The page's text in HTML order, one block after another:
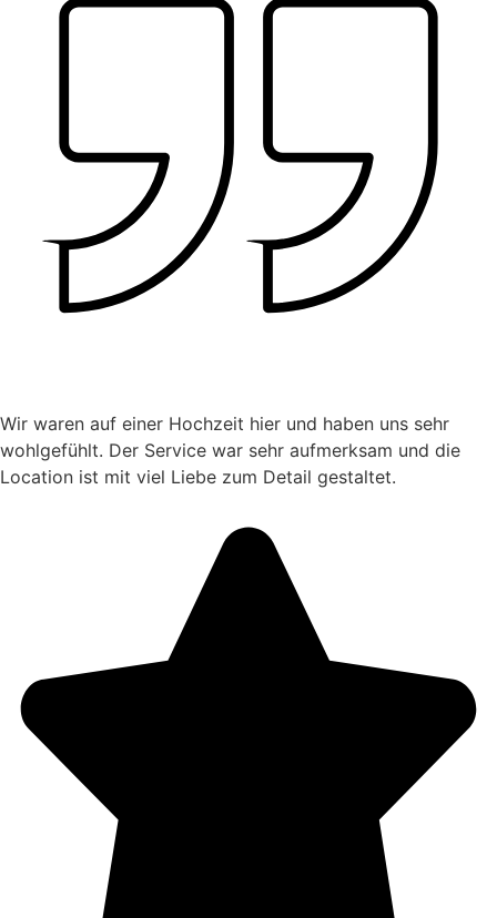
Wir waren auf einer Hochzeit hier und haben uns sehr
wohlgefühlt. Der Service war sehr aufmerksam und die
Location ist mit viel Liebe zum Detail gestaltet.